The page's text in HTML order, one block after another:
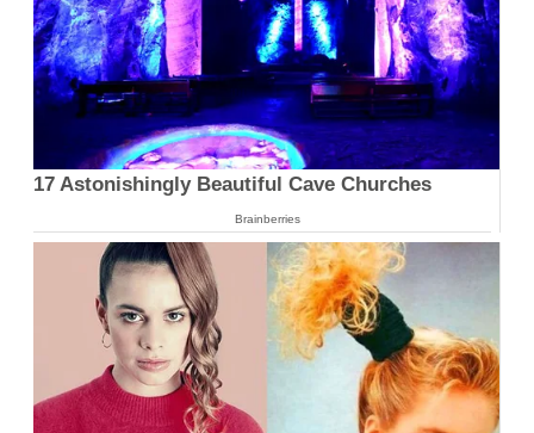
17 Astonishingly Beautiful Cave Churches
Brainberries